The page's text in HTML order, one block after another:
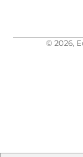
© 2026,